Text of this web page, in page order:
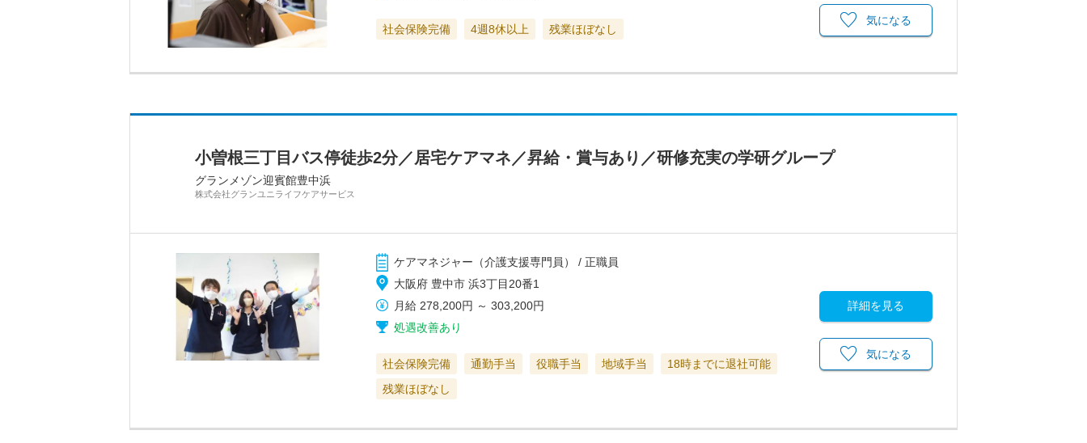
社会保険完備 4週8休以上 残業ほぼなし
気になる
小曽根三丁目バス停徒歩2分／居宅ケアマネ／昇給・賞与あり／研修充実の学研グループ
グランメゾン迎賓館豊中浜
株式会社グランユニライフケアサービス
ケアマネジャー（介護支援専門員） / 正職員
大阪府 豊中市 浜3丁目20番1
月給 278,200円 ～303,200円
処遇改善あり
社会保険完備 通勤手当 役職手当 地域手当
18時までに退社可能
残業ほぼなし
詳細を見る
気になる